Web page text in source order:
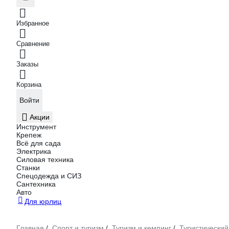
Избранное
Сравнение
Заказы
Корзина
Войти
Акции
Инструмент
Крепеж
Всё для сада
Электрика
Силовая техника
Станки
Спецодежда и СИЗ
Сантехника
Авто
Для юрлиц